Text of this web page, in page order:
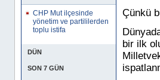
CHP Mut ilçesinde
yönetim ve partililerden
toplu istifa
DÜN
SON 7 GÜN
Çünkü
bir ilk